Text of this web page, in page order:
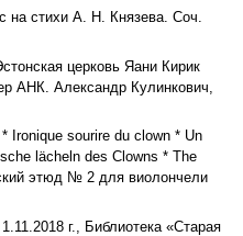
на стихи А. Н. Князева. Соч.
церковь Яани Кирик
АНК. Александр Кулинкович,
Ironique sourire du clown * Un
lächeln des Clowns * The
этюд № 2 для виолончели
1.11.2018 г., Библиотека «Старая